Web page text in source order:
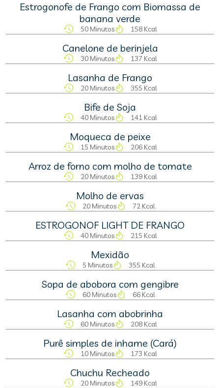
Estrogonofe de Frango com Biomassa de
banana verde
50 Minutos 158 Kcal
Canelone de berinjela
30 Minutos 137 Kcal
Lasanha de Frango
20 Minutos 355 Kcal
Bife de Soja
40 Minutos 141 Kcal
Moqueca de peixe
15 Minutos 206 Kcal
Arroz de forno com molho de tomate
20 Minutos 139 Kcal
Molho de ervas
20 Minutos 72 Kcal
ESTROGONOF LIGHT DE FRANGO
40 Minutos 215 Kcal
Mexidão
5 Minutos 355 Kcal
Sopa de abobora com gengibre
60 Minutos 66 Kcal
Lasanha com abobrinha
60 Minutos 208 Kcal
Purê simples de inhame (Cará)
10 Minutos 173 Kcal
Chuchu Recheado
20 Minutos 149 Kcal